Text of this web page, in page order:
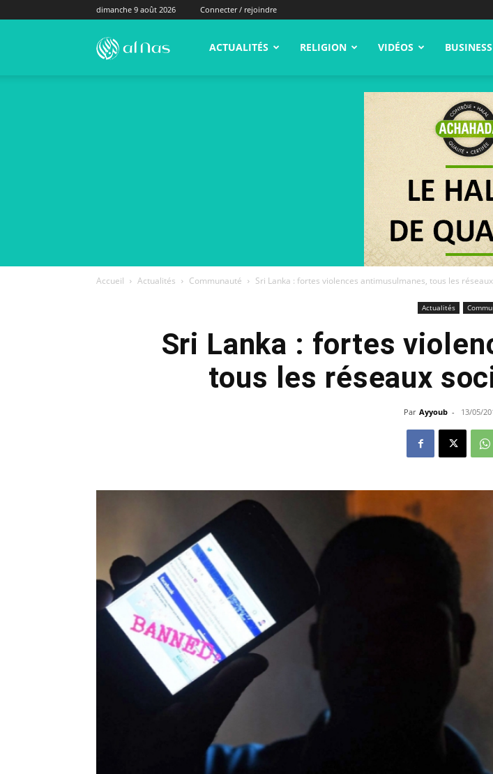
dimanche 9 août 2026 Connecter / rejoindre
alNas.fr ACTUALITÉS RELIGION VIDÉOS BUSINESS
Accueil Actualités Communauté Sri Lanka : fortes violences antimusulmanes, tous les
Actualités
Sri Lanka : fortes
tous les réseaux
Par Ayyoub - 13/05/